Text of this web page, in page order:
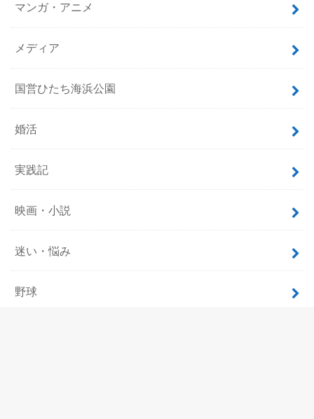
マンガ・アニメ
メディア
国営ひたち海浜公園
婚活
実践記
映画・小説
迷い・悩み
野球